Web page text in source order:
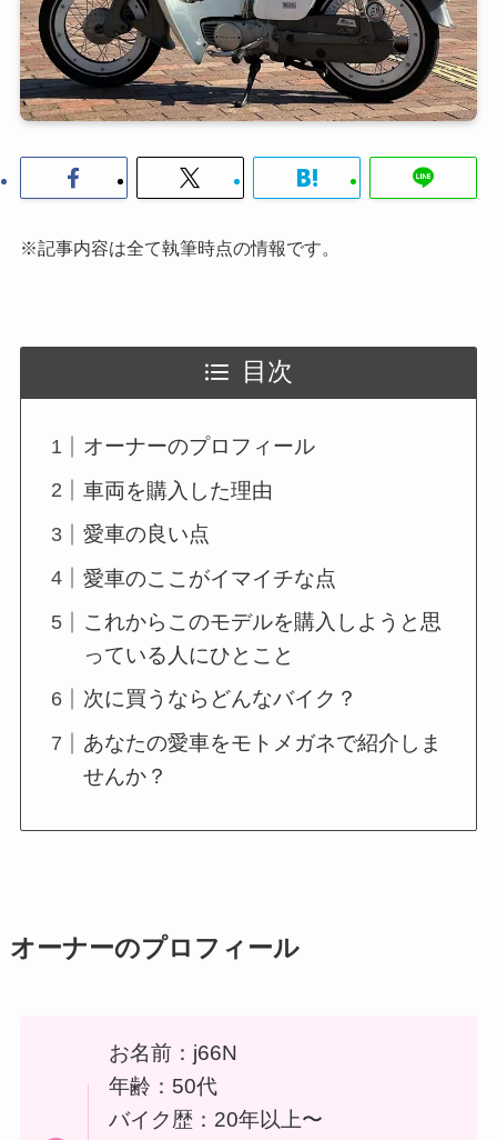
※記事内容は全て執筆時点の情報です。
目次
オーナーのプロフィール
車両を購入した理由
愛車の良い点
愛車のここがイマイチな点
これからこのモデルを購入しようと思
っている人にひとこと
次に買うならどんなバイク？
あなたの愛車をモトメガネで紹介しま
せんか？
オーナーのプロフィール
お名前：j66N
年齢：50代
バイク歴：20年以上〜